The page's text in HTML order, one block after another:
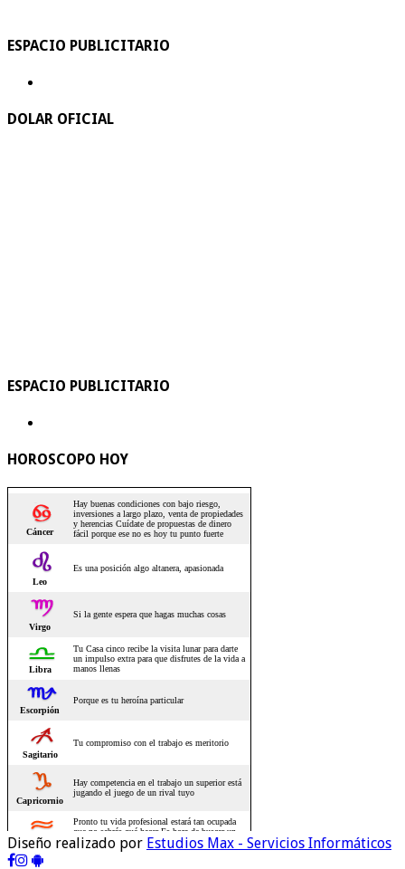
ESPACIO PUBLICITARIO
DOLAR OFICIAL
ESPACIO PUBLICITARIO
HOROSCOPO HOY
Diseño realizado por Estudios Max - Servicios Informáticos